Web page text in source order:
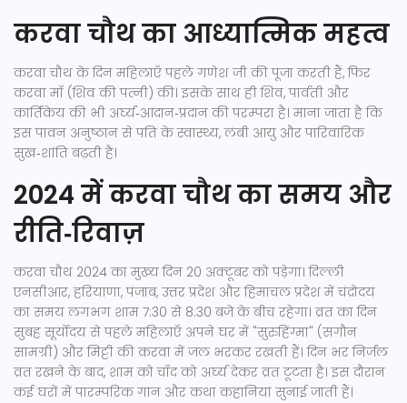
करवा चौथ का आध्यात्मिक महत्व
करवा चौथ के दिन महिलाएँ पहलेगणेश जीकी पूजा करती हैं, फिर
करवा माँ (शिव की पत्नी) की। इसके साथ हीशिव,पार्वती और
कार्तिकेयकी भी अर्घ्य‑आदान‑प्रदान की परम्परा है। माना जाता है कि
इस पावन अनुष्ठान से पति के स्वास्थ्य, लंबी आयु और पारिवारिक
सुख‑शांति बढ़ती है।
2024 में करवा चौथ का समय और
रीति‑रिवाज़
करवा चौथ 2024 का मुख्य दिन 20 अक्टूबर को पड़ेगा। दिल्ली
एनसीआर, हरियाणा, पंजाब, उत्तर प्रदेश और हिमाचल प्रदेश में चंद्रोदय
का समय लगभग शाम 7:30 से 8:30 बजे के बीच रहेगा। व्रत का दिन
सुबह सूर्योदय से पहले महिलाएँ अपने घर में "सुरुहिंग्मा" (सगौन
सामग्री) और मिट्टी की करवा में जल भरकर रखती हैं। दिन भर निर्जल
व्रत रखने के बाद, शाम को चाँद को अर्घ्य देकर व्रत टूटता है। इस दौरान
कई घरों में पारम्परिक गान और कथा कहानियां सुनाई जाती हैं।